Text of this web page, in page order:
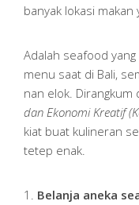
banyak lokasi makan
Adalah seafood
menu saat di Bali,
nan elok. Dirangkum
dan Ekonomi Kreatif
kiat buat kulineran
tetep enak.
1. Belanja aneka